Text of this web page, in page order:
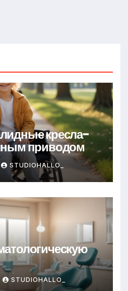
кресла-
приводом
STUDIOHALLO_
STUDIOHALLO_